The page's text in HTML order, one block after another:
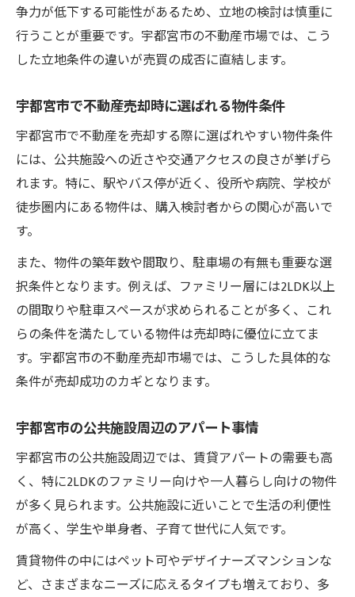
視点
宇都宮市不動産売却時の賃貸需要と傾向
公共施設周辺での一人暮らしに適した条件
公共施設近辺の賢い不動産売却術
宇都宮市不動産売却で高評価される立地の
秘訣
公共施設周辺物件が宇都宮市で選ばれる理
方法
賃貸需要の高いアパートを活かす売却戦略
物件価値を高めるための生活利便性の伝え
方
争力が低下する可能性があるため、立地の検討は慎重に
行うことが重要です。宇都宮市の不動産市場では、こう
した立地条件の違いが売買の成否に直結します。
宇都宮市で不動産売却時に選ばれる物件条件
宇都宮市で不動産を売却する際に選ばれやすい物件条件
には、公共施設への近さや交通アクセスの良さが挙げら
れます。特に、駅やバス停が近く、役所や病院、学校が
徒歩圏内にある物件は、購入検討者からの関心が高いで
す。
また、物件の築年数や間取り、駐車場の有無も重要な選
択条件となります。例えば、ファミリー層には2LDK以上
の間取りや駐車スペースが求められることが多く、これ
らの条件を満たしている物件は売却時に優位に立てま
す。宇都宮市の不動産売却市場では、こうした具体的な
条件が売却成功のカギとなります。
宇都宮市の公共施設周辺のアパート事情
宇都宮市の公共施設周辺では、賃貸アパートの需要も高
く、特に2LDKのファミリー向けや一人暮らし向けの物件
が多く見られます。公共施設に近いことで生活の利便性
が高く、学生や単身者、子育て世代に人気です。
賃貸物件の中にはペット可やデザイナーズマンションな
ど、さまざまなニーズに応えるタイプも増えており、多